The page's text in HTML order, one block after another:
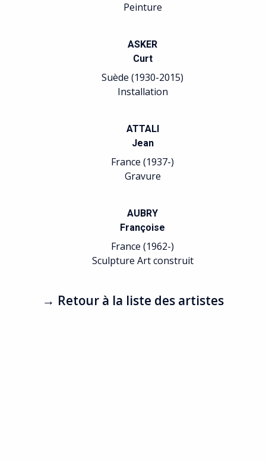
Peinture
ASKER
Curt
Suède (1930-2015)
Installation
ATTALI
Jean
France (1937-)
Gravure
AUBRY
Françoise
France (1962-)
Sculpture Art construit
→ Retour à la liste des artistes